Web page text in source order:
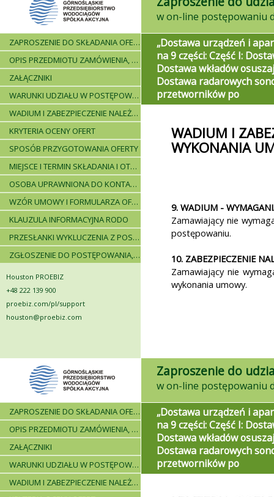
ZAPROSZENIE DO SKŁADANIA OFERT - INFORMACJE OGÓLNE
OPIS PRZEDMIOTU ZAMÓWIENIA, WARUNKI DOSTAWY, WARUNKI PŁATNICZE
ZAŁĄCZNIKI
WARUNKI UDZIAŁU W POSTĘPOWANIU I WYKAZ WYMAGANYCH DOKUMENTÓW
WADIUM I ZABEZPIECZENIE NALEŻYTEGO WYKONANIA UMOWY
KRYTERIA OCENY OFERT
SPOSÓB PRZYGOTOWANIA OFERTY
MIEJSCE I TERMIN SKŁADANIA I OTWARCIA OFERT - PRZEBIEG POSTĘPOWANIA
OSOBA UPRAWNIONA DO KONTAKTÓW
WZÓR UMOWY I FORMULARZA OFERTOWEGO
KLAUZULA INFORMACYJNA RODO
PRZESŁANKI WYKLUCZENIA Z POSTĘPOWANIA
ZGŁOSZENIE DO POSTĘPOWANIA, ZASADY I INSTRUKCJE
Houston PROEBIZ
+48 222 139 900
proebiz.com/pl/support
houston@proebiz.com
„Dostawa urządzeń i
na 9 części: Część I:
Dostawa wkładów
Dostawa radarowych
przetworników po
WADIUM I
WYKONANIA
9. WADIUM -
Zamawiający nie
postępowaniu.
10. ZABEZPIECZENIE
Zamawiający nie
wykonania umowy.
Zaproszenie do
ZAPROSZENIE DO SKŁADANIA OFERT - INFORMACJE OGÓLNE
OPIS PRZEDMIOTU ZAMÓWIENIA, WARUNKI DOSTAWY, WARUNKI PŁATNICZE
ZAŁĄCZNIKI
WARUNKI UDZIAŁU W POSTĘPOWANIU I WYKAZ WYMAGANYCH DOKUMENTÓW
WADIUM I ZABEZPIECZENIE NALEŻYTEGO WYKONANIA UMOWY
„Dostawa urządzeń i
na 9 części: Część I:
Dostawa wkładów
Dostawa radarowych
przetworników po